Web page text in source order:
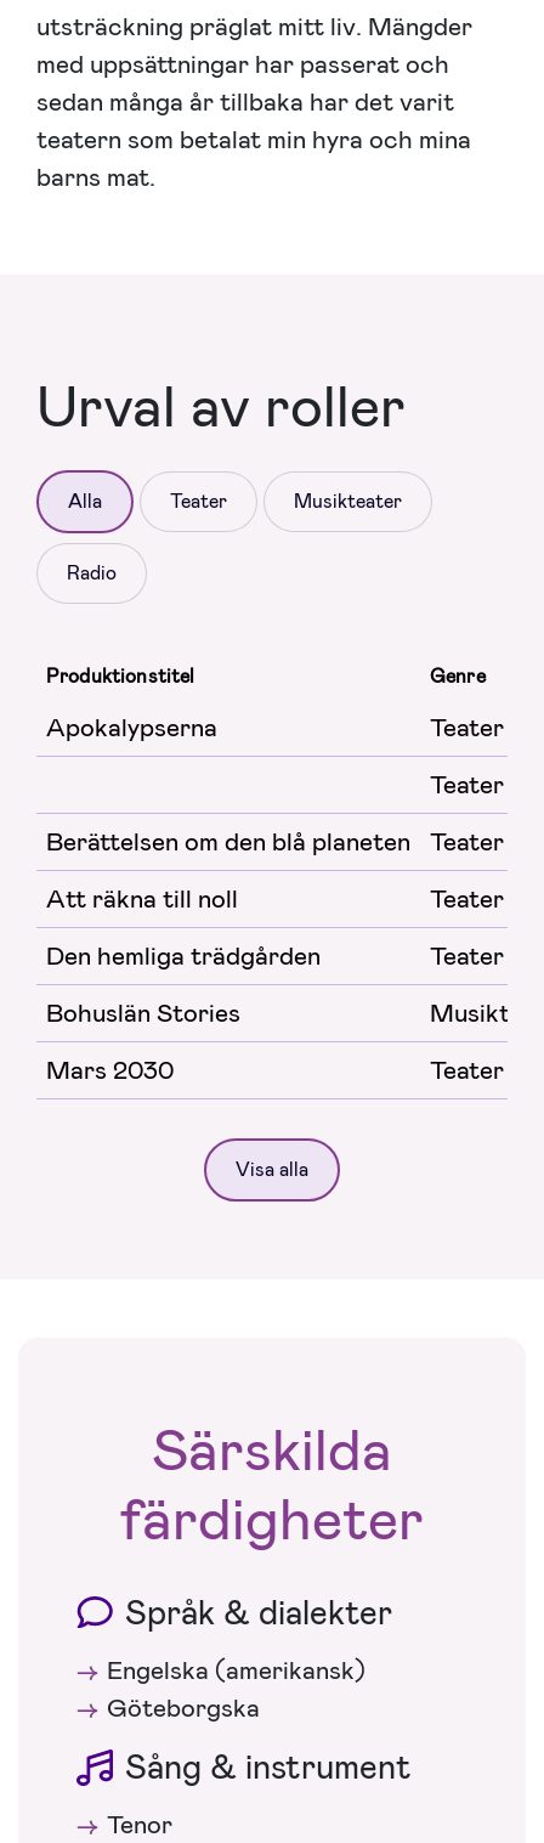
utsträckning präglat mitt liv. Mängder
med uppsättningar har passerat och
sedan många år tillbaka har det varit
teatern som betalat min hyra och mina
barns mat.
Urval av roller
Alla Teater Musikteater
Radio
Produktionstitel Genre
Apokalypserna
Teater
Teater
Berättelsen om den blå planeten
Teater
Att räkna till noll
Teater
Den hemliga trädgården
Teater
Bohuslän Stories
Mars 2030
Teater
Visa alla
Särskilda
färdigheter
Språk & dialekter
Engelska (amerikansk)
Göteborgska
Sång & instrument
Tenor